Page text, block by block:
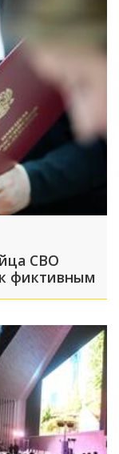
СВО
фиктивным